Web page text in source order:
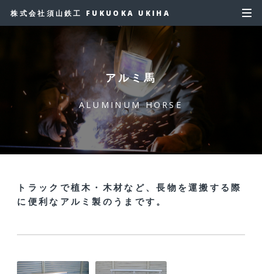
株式会社須山鉄工 FUKUOKA UKIHA
アルミ馬
ALUMINUM HORSE
トラックで植木・木材など、長物を運搬する際
に便利なアルミ製のうまです。